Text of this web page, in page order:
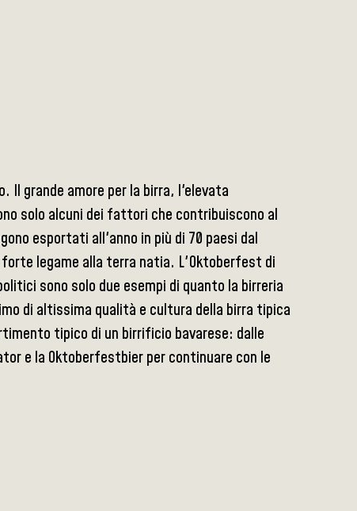
Il grande amore per la birra, l'elevata
solo alcuni dei fattori che contribuiscono al
esportati all'anno in più di 70 paesi dal
legame alla terra natia. L'Oktoberfest di
sono solo due esempi di quanto la birreria
di altissima qualità e cultura della birra tipica
tipico di un birrificio bavarese: dalle
e la Oktoberfestbier per continuare con le